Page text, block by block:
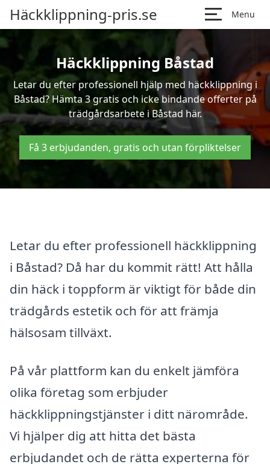
Häckklippning-pris.se Menu
Häckklippning Båstad
Letar du efter professionell hjälp med häckklippning i
Båstad? Hämta 3 gratis och icke bindande offerter på
trädgårdsarbete i Båstad här.
Få 3 erbjudanden, gratis och utan förpliktelser
Letar du efter professionell häckklippning
i Båstad? Då har du kommit rätt! Att hålla
din häck i toppform är viktigt för både din
trädgårds estetik och för att främja
hälsosam tillväxt.
På vår plattform kan du enkelt jämföra
olika företag som erbjuder
häckklippningstjänster i ditt närområde.
Vi hjälper dig att hitta det bästa
erbjudandet och de rätta experterna för